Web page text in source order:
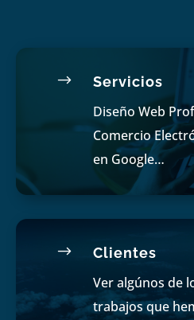
$ Servicios
Diseño Web
Comercio
en Google…
$ Clientes
Ver algúnos de
trabajos que